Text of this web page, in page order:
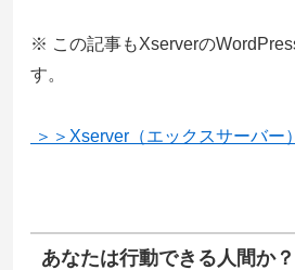
※ この記事もXserverの
す。
＞＞Xserver（エックスサーバー
あなたは行動できる人間か？